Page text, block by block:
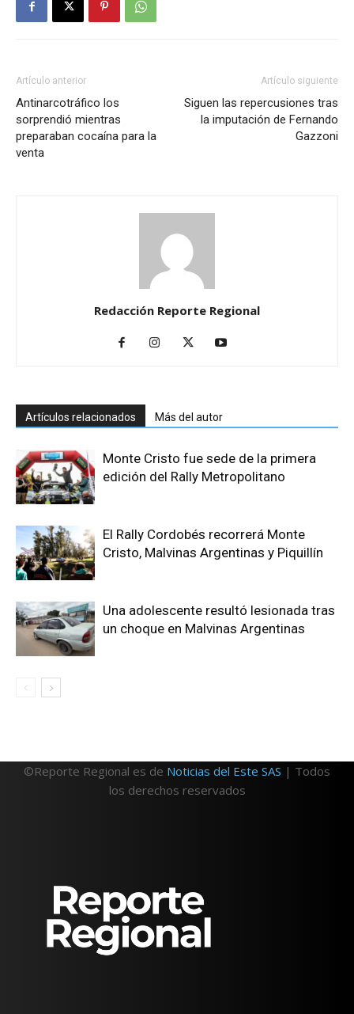
Artículo anterior
Antinarcotráfico los
sorprendió mientras
preparaban cocaína para la
venta
Artículo siguiente
Siguen las repercusiones tras
la imputación de Fernando
Gazzoni
Redacción Reporte Regional
Artículos relacionados Más del autor
Monte Cristo fue sede de la primera
edición del Rally Metropolitano
El Rally Cordobés recorrerá Monte
Cristo, Malvinas Argentinas y Piquillín
Una adolescente resultó lesionada tras
un choque en Malvinas Argentinas
©Reporte Regional es de Noticias del Este SAS | Todos
los derechos reservados